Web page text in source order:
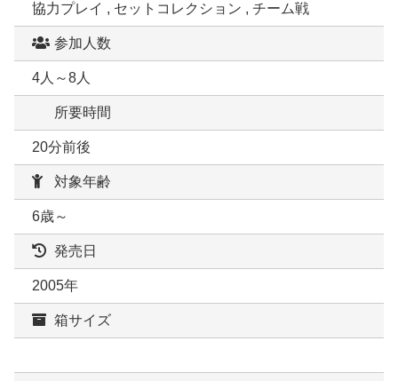
協力プレイ , セットコレクション , チーム戦
参加人数
4人～8人
所要時間
20分前後
対象年齢
6歳～
発売日
2005年
箱サイズ